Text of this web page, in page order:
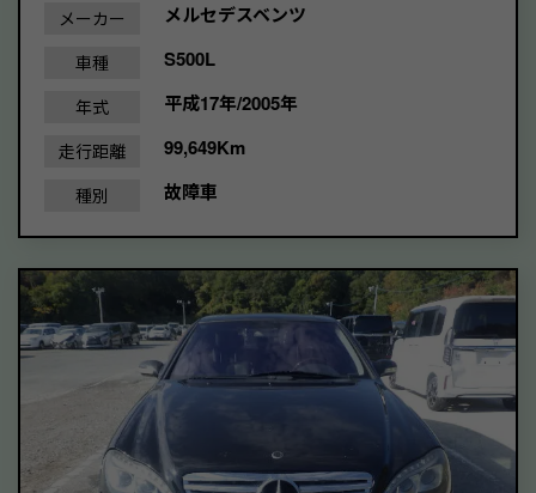
メーカー メルセデスベンツ
車種 S500L
年式 平成17年/2005年
走行距離 99,649Km
種別 故障車